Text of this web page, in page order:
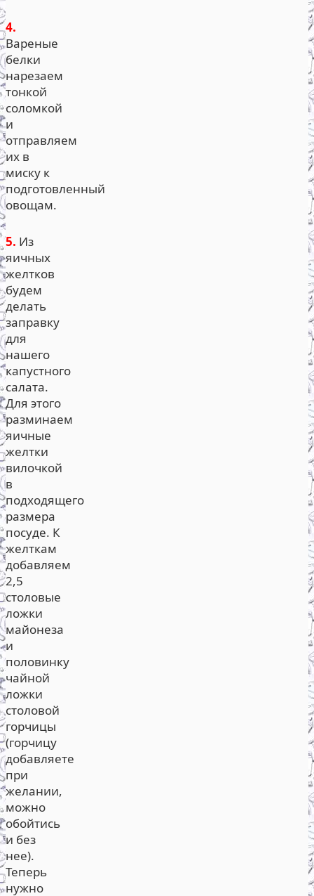
4.
Вареные
белки
нарезаем
тонкой
соломкой
и
отправляем
их в
миску к
подготовленный
овощам.
5. Из
яичных
желтков
будем
делать
заправку
для
нашего
капустного
салата.
Для этого
разминаем
яичные
желтки
вилочкой
в
подходящего
размера
посуде. К
желткам
добавляем
2,5
столовые
ложки
майонеза
и
половинку
чайной
ложки
столовой
горчицы
(горчицу
добавляете
при
желании,
можно
обойтись
и без
нее).
Теперь
нужно